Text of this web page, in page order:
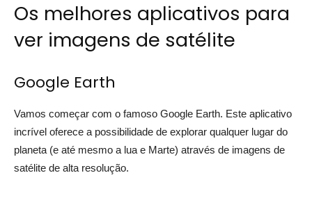
Os melhores aplicativos para
ver imagens de satélite
Google Earth
Vamos começar com o famoso Google Earth. Este aplicativo
incrível oferece a possibilidade de explorar qualquer lugar do
planeta (e até mesmo a lua e Marte) através de imagens de
satélite de alta resolução.